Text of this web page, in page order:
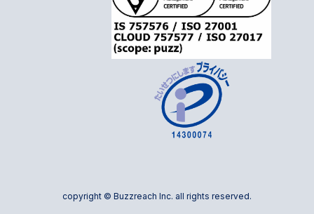
copyright © Buzzreach Inc. all rights reserved.